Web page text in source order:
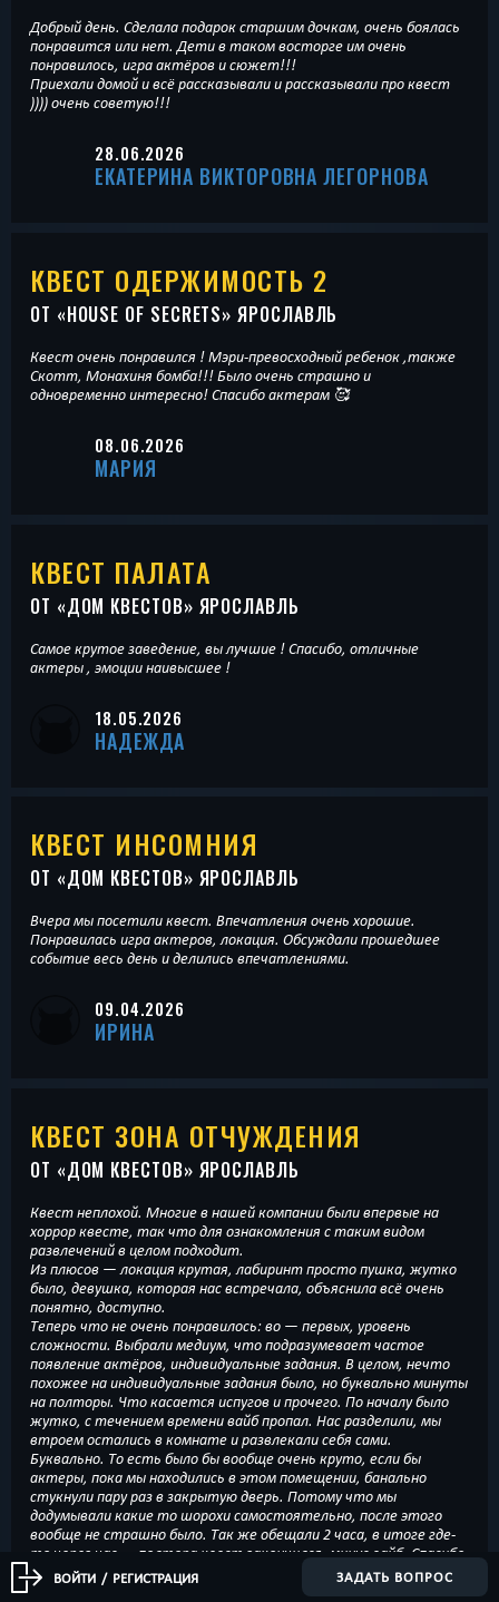
Добрый день. Сделала подарок старшим дочкам, очень боялась
понравится или нет. Дети в таком восторге им очень
понравилось, игра актёров и сюжет!!!
Приехали домой и всё рассказывали и рассказывали про квест
)))) очень советую!!!
28.06.2026
ЕКАТЕРИНА ВИКТОРОВНА ЛЕГОРНОВА
КВЕСТ ОДЕРЖИМОСТЬ 2
ОТ «HOUSE OF SECRETS» ЯРОСЛАВЛЬ
Квест очень понравился ! Мэри-превосходный ребенок ,также
Скотт, Монахиня бомба!!! Было очень страшно и
одновременно интересно! Спасибо актерам 🥰
08.06.2026
МАРИЯ
КВЕСТ ПАЛАТА
ОТ «ДОМ КВЕСТОВ» ЯРОСЛАВЛЬ
Самое крутое заведение, вы лучшие ! Спасибо, отличные
актеры , эмоции наивысшее !
18.05.2026
НАДЕЖДА
КВЕСТ ИНСОМНИЯ
ОТ «ДОМ КВЕСТОВ» ЯРОСЛАВЛЬ
Вчера мы посетили квест. Впечатления очень хорошие.
Понравилась игра актеров, локация. Обсуждали прошедшее
событие весь день и делились впечатлениями.
09.04.2026
ИРИНА
КВЕСТ ЗОНА ОТЧУЖДЕНИЯ
ОТ «ДОМ КВЕСТОВ» ЯРОСЛАВЛЬ
Квест неплохой. Многие в нашей компании были впервые на
хоррор квесте, так что для ознакомления с таким видом
развлечений в целом подходит.
Из плюсов — локация крутая, лабиринт просто пушка, жутко
было, девушка, которая нас встречала, объяснила всё очень
понятно, доступно.
Теперь что не очень понравилось: во — первых, уровень
сложности. Выбрали медиум, что подразумевает частое
появление актёров, индивидуальные задания. В целом, нечто
похожее на индивидуальные задания было, но буквально минуты
на полторы. Что касается испугов и прочего. По началу было
жутко, с течением времени вайб пропал. Нас разделили, мы
втроем остались в комнате и развлекали себя сами.
Буквально. То есть было бы вообще очень круто, если бы
актеры, пока мы находились в этом помещении, банально
стукнули пару раз в закрытую дверь. Потому что мы
додумывали какие то шорохи самостоятельно, после этого
вообще не страшно было. Так же обещали 2 часа, в итоге где-
то через час — полтора квест закончился, минус вайб. Спасибо
огромное, что нас заведомо обо всё предупредили, что пыльно и
так далее, к этому вопросов нет. Загадки в целом не сложные,
ВОЙТИ / РЕГИСТРАЦИЯ ЗАДАТЬ ВОПРОС